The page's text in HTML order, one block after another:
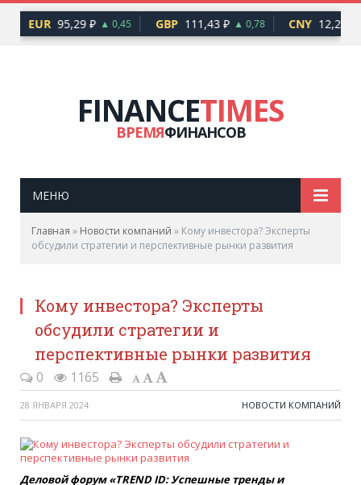
EUR 95,29 ₽ ▲ 0,45 GBP 111,43 ₽ ▲ 0,78 CNY 12,25 ₽
FINANCETIMES
ВРЕМЯФИНАНСОВ
МЕНЮ
Главная » Новости компаний » Кому инвестора? Эксперты
обсудили стратегии и перспективные рынки развития
Кому инвестора? Эксперты
обсудили стратегии и
перспективные рынки развития
0 1165
28 ЯНВАРЯ 2024 НОВОСТИ КОМПАНИЙ
Деловой форум «TREND ID: Успешные тренды и